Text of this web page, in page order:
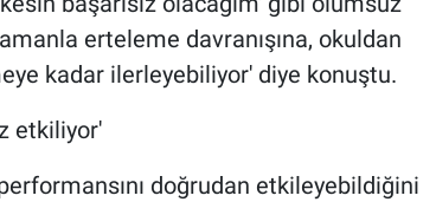
erteleme davranışına, okuldan
kadar ilerleyebiliyor' diye konuştu.
etkiliyor'
doğrudan etkileyebildiğini